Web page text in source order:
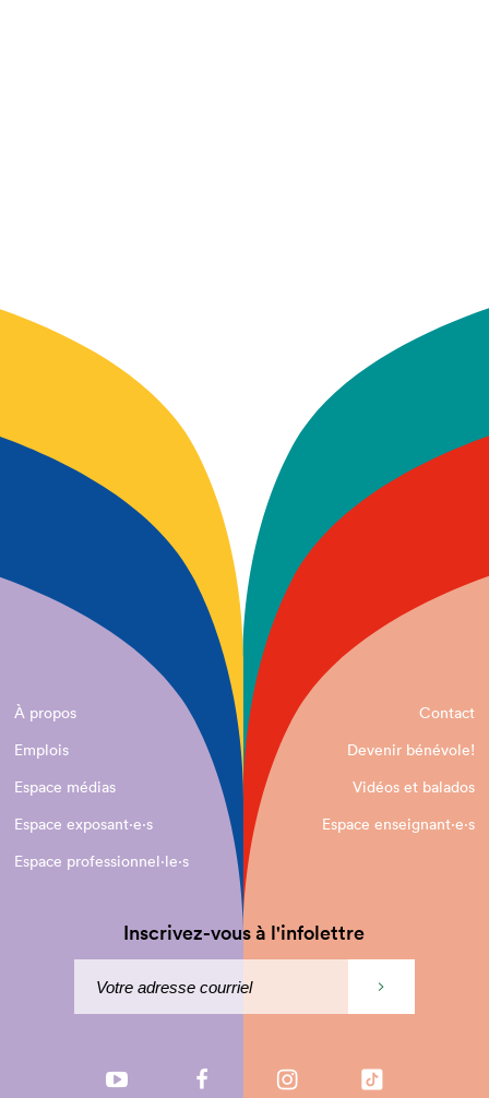
À propos
Contact
Emplois
Devenir bénévole!
Espace médias
Vidéos et balados
Espace exposant·e⋅s
Espace enseignant·e⋅s
Espace professionnel·le⋅s
Inscrivez-vous à l'infolettre